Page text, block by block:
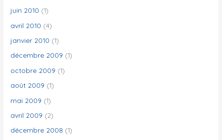
juin 2010 (1)
avril 2010 (4)
janvier 2010 (1)
décembre 2009 (1)
octobre 2009 (1)
août 2009 (1)
mai 2009 (1)
avril 2009 (2)
décembre 2008 (1)